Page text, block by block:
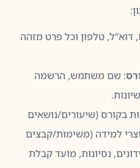
דוא”ל, טלפון וכל פרט מזהה
: שם משתמש, הרשמה
בקורס (שיעורים/נושאים
למידה (משימות/קבצים
נסיונות, מועד קבלת